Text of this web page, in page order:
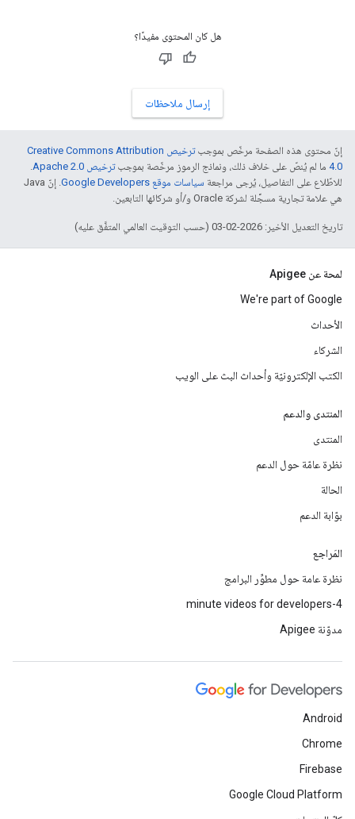
هل كان المحتوى مفيدًا؟
إرسال ملاحظات
إنّ محتوى هذه الصفحة مرخّص بموجب
ترخيص Creative Commons Attribution
4.0‏ ما لم يُنصّ على خلاف ذلك، ونماذج الرموز مرخّصة بموجبترخيص Apache 2.0‏
للاطّلاع على التفاصيل، يُرجى مراجعة سياسات موقع Google Developers‏
. إنّ Java
هي علامة تجارية مسجَّلة لشركة Oracle و/أو شركائها التابعين.
تاريخ التعديل الأخير: 2026-02-03 (حسب التوقيت العالمي المتفَّق عليه)
لمحة عن Apigee
We're part of Google
الأحداث
الشركاء
الكتب الإلكترونيّة وأحداث البث على الويب
المنتدى والدعم
المنتدى
نظرة عامّة حول الدعم
الحالة
بوّابة الدعم
المَراجع
نظرة عامة حول مطوِّر البرامج
4-minute videos for developers
مدوّنة Apigee
Android
Chrome
Firebase
Google Cloud Platform